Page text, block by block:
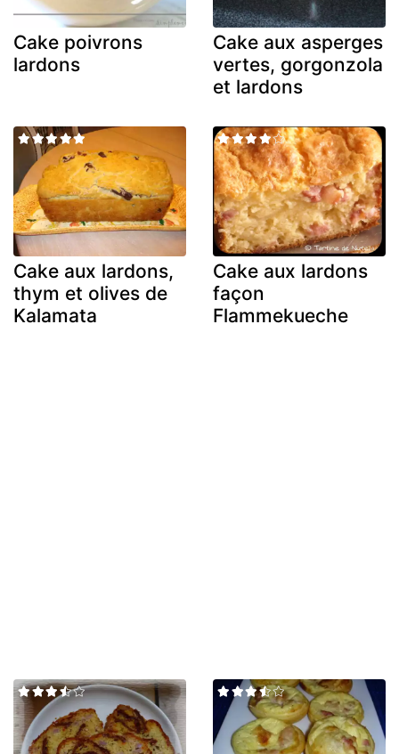
Cake poivrons
lardons
Cake aux asperges
vertes, gorgonzola
et lardons
Cake aux lardons,
thym et olives de
Kalamata
Cake aux lardons
façon
Flammekueche